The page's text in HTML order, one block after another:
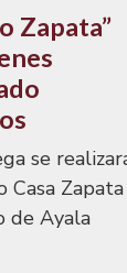
Zapata”
se
Casa
de Ayala